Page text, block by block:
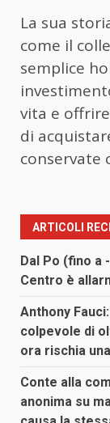
La sua
come il
semplice
vita e
di
conservate
ARTICOLI
Dal Po (fino a
Centro è
Anthony
colpevole di
ora rischia
Conte alla
anonima su